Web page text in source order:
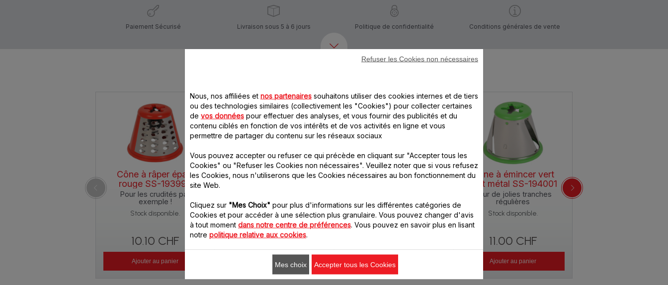
Paiement Sécurisé Livraison sous 5 à 6 jours Politique de confidentialité Conditions générales de vente
Cône à râper épais
rouge SS-193998
Pour les crudités par
exemple !
Stock disponible.
10.10 CHF
Ajouter au panier
Cône à râper fin
Pour les carottes râpées !
Stock disponible.
10.10 CHF
Ajouter au panier
Cône à râper fromage
vos pâtes !
Stock disponible.
Ajouter au panier
Cône à émincer vert
tout métal SS-194001
régulières
Stock disponible.
11.00 CHF
Ajouter au panier
Nous, nos affiliées et nos partenaires souhaitons utiliser des cookies internes et de tiers
ou des technologies similaires (collectivement les "Cookies") pour collecter certaines
de vos données pour effectuer des analyses, et vous fournir des publicités et du
contenu ciblés en fonction de vos intérêts et de vos activités en ligne et vous
permettre de partager du contenu sur les réseaux sociaux
Vous pouvez accepter ou refuser ce qui précède en cliquant sur "Accepter tous les
Cookies" ou "Refuser les Cookies non nécessaires". Veuillez noter que si vous refusez
les Cookies, nous n'utiliserons que les Cookies nécessaires au bon fonctionnement du
site Web.
Cliquez sur "Mes Choix" pour plus d'informations sur les différentes catégories de
Cookies et pour accéder à une sélection plus granulaire. Vous pouvez changer d'avis
à tout moment dans notre centre de préférences. Vous pouvez en savoir plus en lisant
notre politique relative aux cookies.
Refuser les Cookies non nécessaires
Mes choix Accepter tous les Cookies